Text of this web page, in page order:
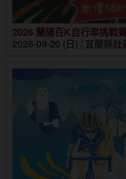
2026 蘭陽百K自行車挑戰
2026-09-20 (日) / 宜蘭縣